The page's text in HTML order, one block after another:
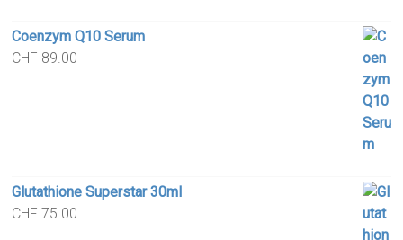
Coenzym Q10 Serum
CHF 89.00
Glutathione Superstar 30ml
CHF 75.00